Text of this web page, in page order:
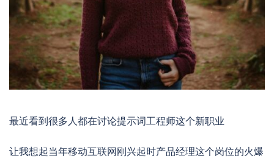
最近看到很多人都在讨论提示词工程师这个新职业
让我想起当年移动互联网刚兴起时产品经理这个岗位的火爆